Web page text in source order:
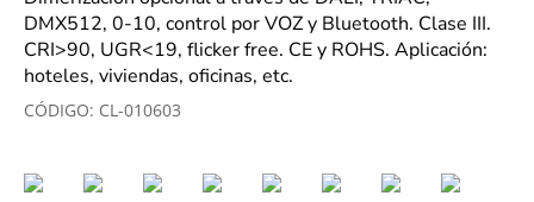
DMX512, 0-10, control por VOZ y Bluetooth. Clase III.
CRI>90, UGR<19, flicker free. CE y ROHS. Aplicación:
hoteles, viviendas, oficinas, etc.
CÓDIGO: CL-010603